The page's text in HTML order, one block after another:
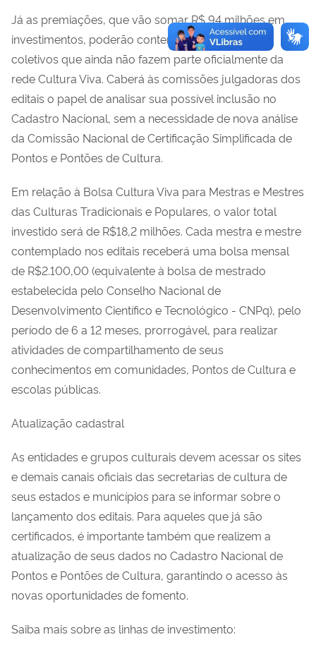
Já as premiações, que vão somar R$ 94 milhões em
investimentos, poderão contemplar entidades e
coletivos que ainda não fazem parte oficialmente da
rede Cultura Viva. Caberá às comissões julgadoras dos
editais o papel de analisar sua possível inclusão no
Cadastro Nacional, sem a necessidade de nova análise
da Comissão Nacional de Certificação Simplificada de
Pontos e Pontões de Cultura.
Em relação à Bolsa Cultura Viva para Mestras e Mestres
das Culturas Tradicionais e Populares, o valor total
investido será de R$18,2 milhões. Cada mestra e mestre
contemplado nos editais receberá uma bolsa mensal
de R$2.100,00 (equivalente à bolsa de mestrado
estabelecida pelo Conselho Nacional de
Desenvolvimento Científico e Tecnológico - CNPq), pelo
período de 6 a 12 meses, prorrogável, para realizar
atividades de compartilhamento de seus
conhecimentos em comunidades, Pontos de Cultura e
escolas públicas.
Atualização cadastral
As entidades e grupos culturais devem acessar os sites
e demais canais oficiais das secretarias de cultura de
seus estados e municípios para se informar sobre o
lançamento dos editais. Para aqueles que já são
certificados, é importante também que realizem a
atualização de seus dados no Cadastro Nacional de
Pontos e Pontões de Cultura, garantindo o acesso às
novas oportunidades de fomento.
Saiba mais sobre as linhas de investimento: